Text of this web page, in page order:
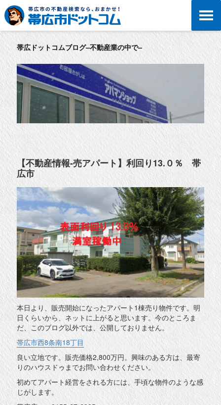
帯広ドットコムブログ–不動産業の中で–
【不動産情報-売アパート】利回り13.０％ 帯
広市
本日より、販売開始になったアパート1棟売り物件です。明
日くらいから、ネットに上がると思います。今のところま
だ、このブログ以外では、公開しておりません。
帯広市西8条南18丁目
良い立地です。販売価格2,800万円。興味のある方は、最寄
りのハウスドゥまでお問い合わせください。
初めてアパート経営をされる方には、手頃な物件のような感
じがします。